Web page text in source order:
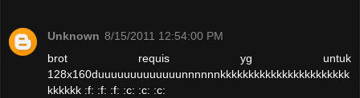
Unknown 8/15/2011 12:54:00 PM
brot requis yg untuk
128x160duuuuuuuuuuuuunnnnnnkkkkkkkkkkkkkkkkkkkkkkk
kkkkkk :f: :f: :f: :c: :c: :c: